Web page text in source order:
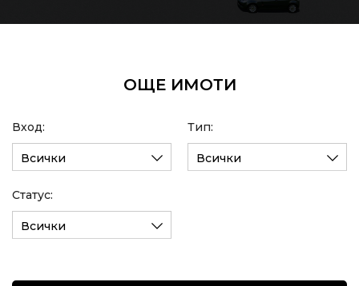
ОЩЕ ИМОТИ
Вход:
Всички
Тип:
Всички
Статус:
Всички